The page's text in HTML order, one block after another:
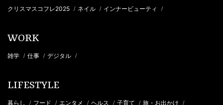
クリスマスコフレ2025 / ネイル / インナービューティ /
WORK
雑学 / 仕事 / デジタル /
LIFESTYLE
暮らし / フード / エンタメ / ヘルス / 子育て / 旅・お出かけ /